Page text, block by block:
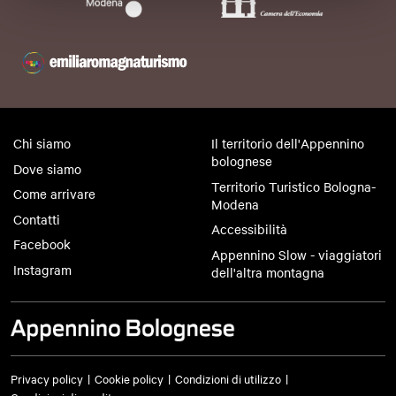
Chi siamo
Dove siamo
Come arrivare
Contatti
Facebook
Instagram
Il territorio dell'Appennino
bolognese
Territorio Turistico Bologna-
Modena
Accessibilità
Appennino Slow - viaggiatori
dell'altra montagna
Privacy policy Cookie policy
Condizioni di utilizzo